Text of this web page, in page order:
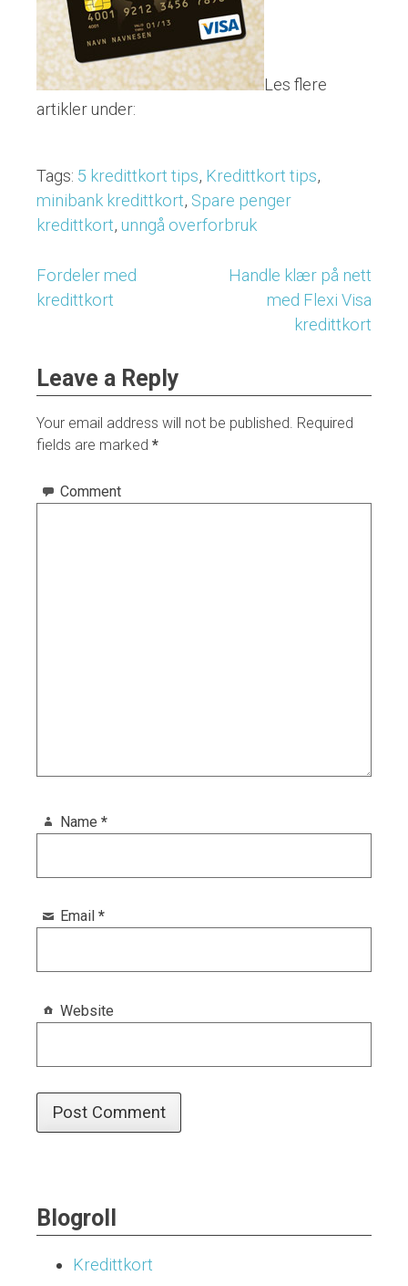
Les flere
artikler under:
Tags: 5 kredittkort tips, Kredittkort tips,
minibank kredittkort, Spare penger
kredittkort, unngå overforbruk
Post
Fordeler med
kredittkort
Handle klær på nett
med Flexi Visa
kredittkort
Leave a Reply
Your email address will not be published. Required
fields are marked *
Comment
Name *
Email *
Website
Blogroll
Kredittkort